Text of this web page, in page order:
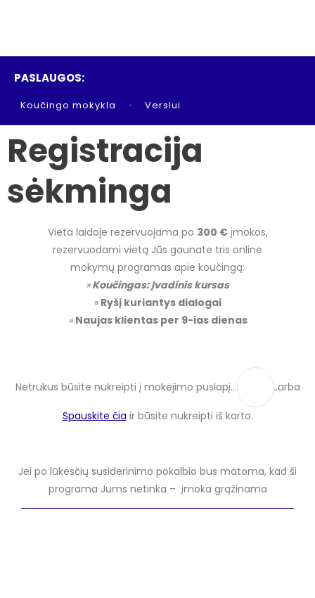
PASLAUGOS:
Koučingo mokykla Verslui
Registracija
sėkminga
Vieta laidoje rezervuojama po 300 €įmokos,
rezervuodami vietą Jūs gaunate tris online
mokymų programas apie koučingą:
»Koučingas: Įvadinis kursas
»Ryšį kuriantys dialogai
» Naujas klientas per 9-ias dienas
Netrukus būsite nukreipti į mokėjimo puslapį… ..arba
Spauskite čia ir būsite nukreipti iš karto.
Jei po lūkesčių susiderinimo pokalbio bus matoma, kad ši
programa Jums netinka – įmoka grąžinama